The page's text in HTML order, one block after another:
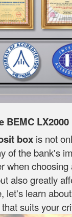
BEMC
box is not
of the bank's
when choosing
also greatly
let's learn
suits your